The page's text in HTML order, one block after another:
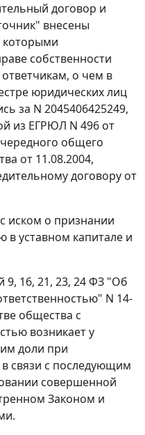
договор и
внесены
которыми
собственности
о чем в
юридических лиц
за N 2045406425249,
из ЕГРЮЛ N 496 от
общего
от 11.08.2004,
договору от
иском о признании
в уставном капитале и
9, 16, 21, 23, 24ФЗ "Об
N 14-
общества с
возникает у
им доли при
связи с последующим
совершенной
Законом и